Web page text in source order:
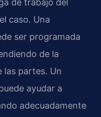
de trabajo del
caso. Una
ser programada
de la
las partes. Un
ayudar a
adecuadamente